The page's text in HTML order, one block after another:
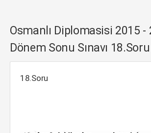
Osmanlı Diplomasisi 2015 -
Dönem Sonu Sınavı 18.Soru
18.Soru